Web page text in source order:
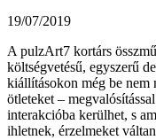
19/07/2019
A pulzArt7 kortárs
költségvetésű, egyszerű
kiállításokon még be
ötleteket –
interakcióba kerülhet, s
ihletnek, érzelmeket